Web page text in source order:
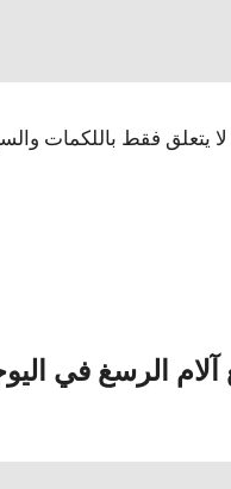
يتعلق فقط باللكمات
آلام الرسغ في